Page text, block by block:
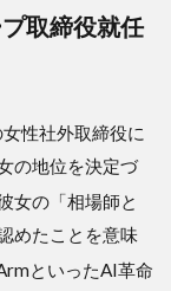
取締役就任
性社外取締役に
の地位を決定づ
女の「相場師と
めたことを意味
といったAI革命